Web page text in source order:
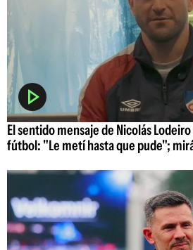
El sentido mensaje de Nicolás
fútbol: "Le metí hasta que pude";